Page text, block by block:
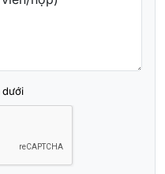
dưới